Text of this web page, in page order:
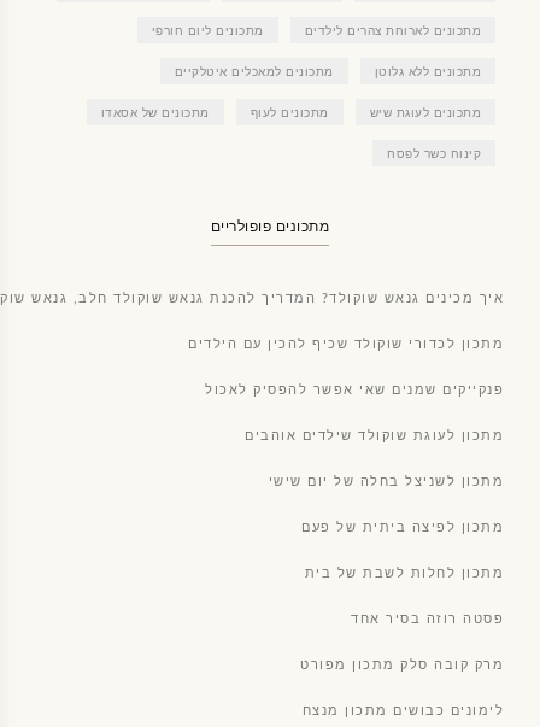
מתכונים לארוחת צהרים לילדים מתכונים ליום חורפי
מתכונים ללא גלוטן מתכונים למאכלים איטלקיים
מתכונים לעוגת שיש מתכונים לעוף מתכונים של אסאדו
קינוח כשר לפסח
מתכונים פופולריים
איך מכינים גנאש שוקולד? המדריך להכנת גנאש שוקולד חלב, גנאש
מתכון לכדורי שוקולד שכיף להכין עם הילדים
פנקייקים שמנים שאי אפשר להפסיק לאכול
מתכון לעוגת שוקולד שילדים אוהבים
מתכון לשניצל בחלה של יום שישי
מתכון לפיצה ביתית של פעם
מתכון לחלות לשבת של בית
פסטה רוזה בסיר אחד
מרק קובה סלק מתכון מפורט
לימונים כבושים מתכון מנצח